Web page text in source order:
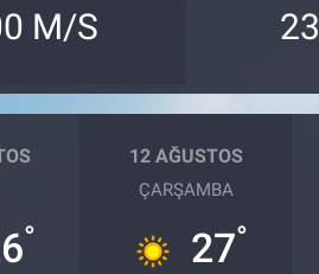
M/S 23
°
12 AĞUSTOS
ÇARŞAMBA
27°